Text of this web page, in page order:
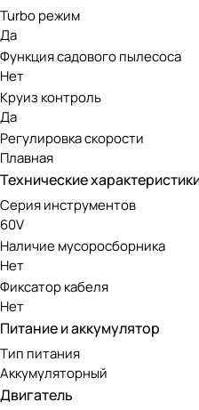
Бесщеточный
Инструмент оснащен
нуждается в сложном
Аккумуляторная
Модель работает от
инструментов 60V
Turbo режим
Да
Функция садового пылесоса
Нет
Круиз контроль
Да
Регулировка скорости
Плавная
Технические
Серия инструментов
60V
Наличие мусоросборника
Нет
Фиксатор кабеля
Нет
Питание и аккумулятор
Тип питания
Аккумуляторный
Двигатель